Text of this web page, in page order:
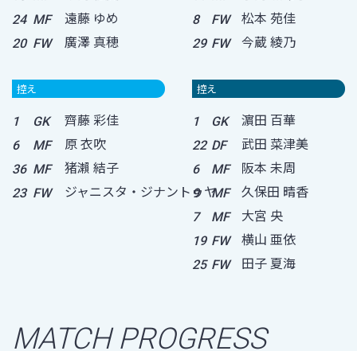
24 MF 遠藤 ゆめ
20 FW 廣澤 真穂
控え
1 GK 齊藤 彩佳
6 MF 原 衣吹
36 MF 猪瀨 結子
23 FW ジャニスタ・ジナントゥヤ
8 FW 松本 苑佳
29 FW 今蔵 綾乃
控え
1 GK 濵田 百華
22 DF 武田 菜津美
6 MF 阪本 未周
9 MF 久保田 晴香
7 MF 大宮 央
19 FW 横山 亜依
25 FW 田子 夏海
MATCH PROGRESS